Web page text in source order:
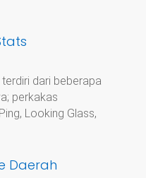
terdiri dari beberapa
perkakas
Looking Glass,
Daerah